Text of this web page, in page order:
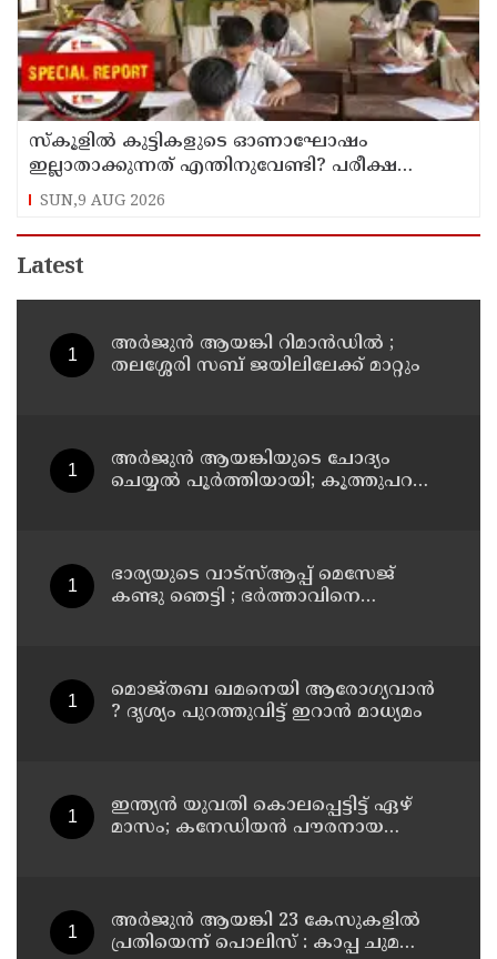
സ്‌കൂളില്‍ കുട്ടികളുടെ ഓണാഘോഷം
ഇല്ലാതാക്കുന്നത് എന്തിനുവേണ്ടി? പരീക്ഷ
ഷെഡ്യൂള്‍ മാറ്റിയത് തിരുത്തുമോ?
SUN,9 AUG 2026
Latest
അര്‍ജുന്‍ ആയങ്കി റിമാന്‍ഡില്‍ ;
തലശ്ശേരി സബ് ജയിലിലേക്ക് മാറ്റും
അര്‍ജുന്‍ ആയങ്കിയുടെ ചോദ്യം
ചെയ്യല്‍ പൂര്‍ത്തിയായി; കൂത്തുപറമ്പ്
ഭാര്യയുടെ വാട്സ്ആപ്പ് മെസേജ്
കണ്ടു ഞെട്ടി ; ഭര്‍ത്താവിനെ
യുവതിയും സുഹൃത്തും ഒളിവില്‍
മൊജ്തബ ഖമനെയി ആരോഗ്യവാന്‍
? ദൃശ്യം പുറത്തുവിട്ട് ഇറാന്‍ മാധ്യമം
ഇന്ത്യന്‍ യുവതി കൊലപ്പെട്ടിട്ട് ഏഴ്
മാസം; കനേഡിയന്‍ പൗരനായ
അര്‍ജുന്‍ ആയങ്കി 23 കേസുകളില്‍
പ്രതിയെന്ന് പൊലിസ് : കാപ്പ ചുമത്തി